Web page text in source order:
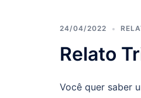
24/04/2022
Relato
Você quer saber